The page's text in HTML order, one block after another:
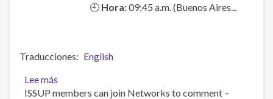
🕘 Hora:09:45 a.m. (Buenos Aires...
Traducciones
English
Lee más
Lanzamiento
ISSUP members can join Networks to comment –